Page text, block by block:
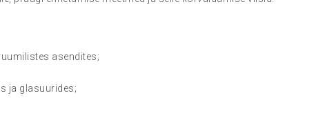
asendites;
ja glasuurides;